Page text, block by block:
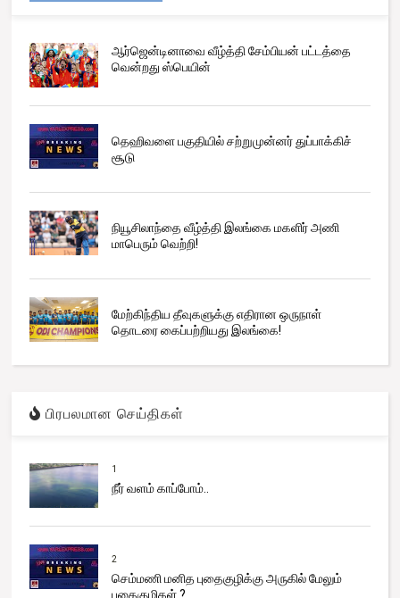
ஆர்ஜென்டினாவை வீழ்த்தி சேம்பியன் பட்டத்தை
வென்றது ஸ்பெயின்
தெஹிவளை பகுதியில் சற்றுமுன்னர் துப்பாக்கிச்
சூடு
நியூசிலாந்தை வீழ்த்தி இலங்கை மகளிர் அணி
மாபெரும் வெற்றி!
மேற்கிந்திய தீவுகளுக்கு எதிரான ஒருநாள்
தொடரை கைப்பற்றியது இலங்கை!
பிரபலமான செய்திகள்
1
நீர் வளம் காப்போம்..
2
செம்மணி மனித புதைகுழிக்கு அருகில் மேலும்
புதைகுழிகள் ?